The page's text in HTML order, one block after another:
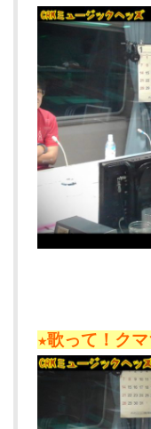
★歌って！ク